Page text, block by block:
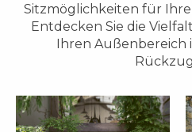
Sitzmöglichkeiten für
Entdecken Sie die
Ihren Außenbereich